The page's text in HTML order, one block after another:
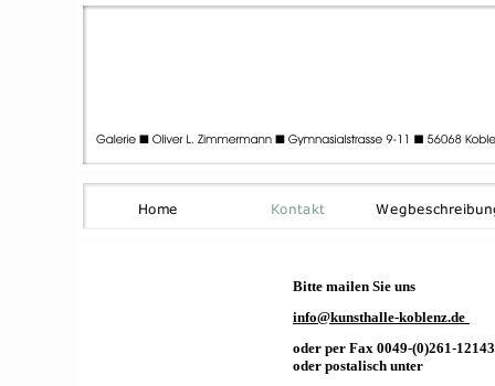
Bitte mailen Sie uns
info@kunsthalle-koblenz.de
oder per Fax 0049-(0)261-12143
oder postalisch unter